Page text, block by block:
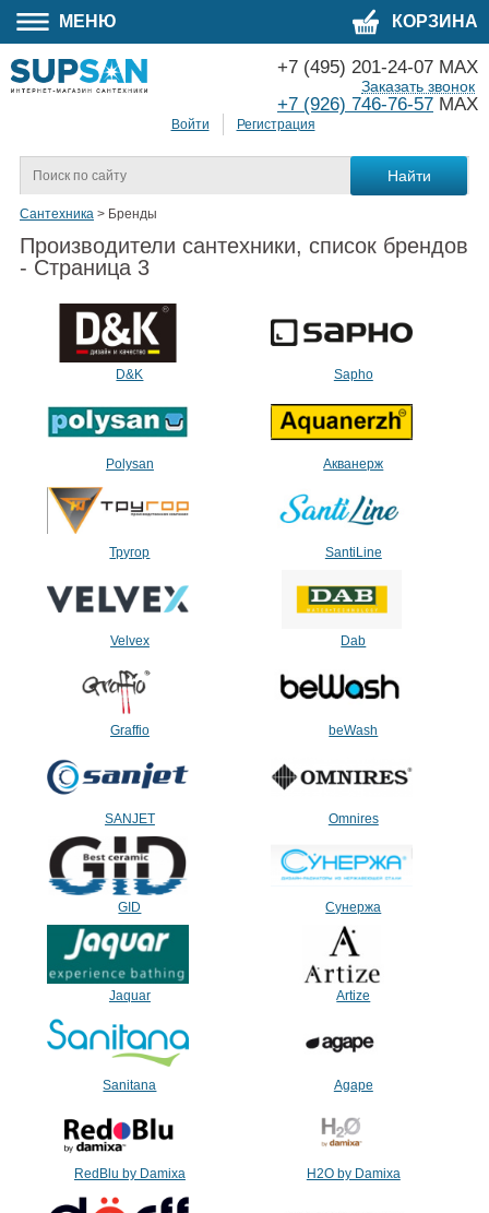
МЕНЮ КОРЗИНА
Войти Регистрация
+7 (495) 201-24-07 MAX
+7 (926) 746-76-57 MAX
Заказать звонок
Сантехника > Бренды
Производители сантехники, список брендов
- Страница 3
D&K Sapho
Polysan Акванерж
Тругор SantiLine
Velvex Dab
Graffio beWash
SANJET Omnires
GID Сунержа
Jaquar Artize
Sanitana Agape
RedBlu by Damixa H2O by Damixa